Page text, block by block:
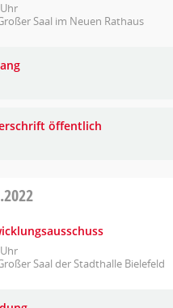
Saal im Neuen Rathaus
öffentlich
Saal der Stadthalle Bielefeld